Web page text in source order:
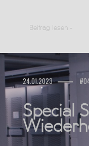
Beitrag lesen -
24.01.2023
Special